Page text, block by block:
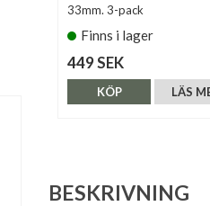
33mm. 3-pack
Finns i lager
449 SEK
LÄS
KÖP
BESKRIVNING